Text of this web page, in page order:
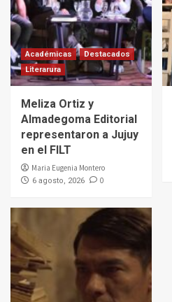
Académicas
Destacados
Literarura
Meliza Ortiz y
Almadegoma Editorial
representaron a Jujuy
en el FILT
Maria Eugenia Montero
6 agosto, 2026 0